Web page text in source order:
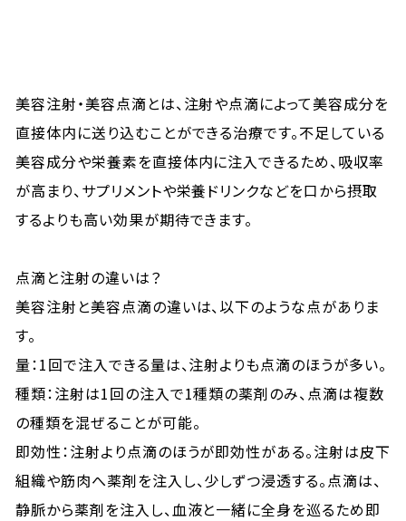
美容注射・美容点滴とは、注射や点滴によって美容成分を
直接体内に送り込むことができる治療です。不足している
美容成分や栄養素を直接体内に注入できるため、吸収率
が高まり、サプリメントや栄養ドリンクなどを口から摂取
するよりも高い効果が期待できます。
点滴と注射の違いは？
美容注射と美容点滴の違いは、以下のような点がありま
す。
量：1回で注入できる量は、注射よりも点滴のほうが多い。
種類：注射は1回の注入で1種類の薬剤のみ、点滴は複数
の種類を混ぜることが可能。
即効性：注射より点滴のほうが即効性がある。注射は皮下
組織や筋肉へ薬剤を注入し、少しずつ浸透する。点滴は、
静脈から薬剤を注入し、血液と一緒に全身を巡るため即